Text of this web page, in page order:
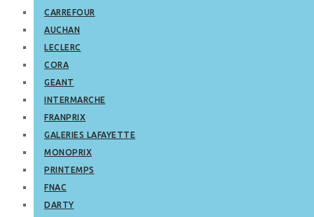
CARREFOUR
AUCHAN
LECLERC
CORA
GEANT
INTERMARCHE
FRANPRIX
GALERIES LAFAYETTE
MONOPRIX
PRINTEMPS
FNAC
DARTY